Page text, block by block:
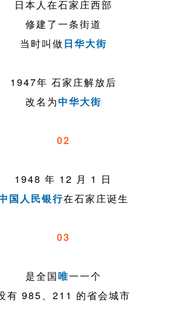
日本人在石家庄西部
修建了一条街道
当时叫做日华大街
1947年 石家庄解放后
改名为中华大街
02
1948 年 12 月 1 日
国人民银行在石家庄诞生
03
是全国唯一一个
有 985、211 的省会城市